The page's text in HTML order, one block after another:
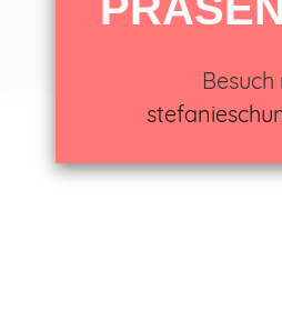
Besuch
Stefanie Schumacher